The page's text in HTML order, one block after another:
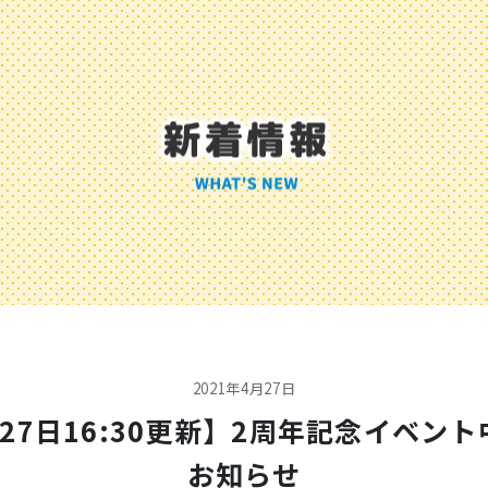
2021年4月27日
日16:30更新】2周年記念イベント
お知らせ